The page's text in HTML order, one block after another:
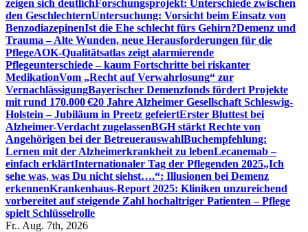
zeigen sich deutlichForschungsprojekt: Unterschiede zwischen
den GeschlechternUntersuchung: Vorsicht beim Einsatz von
BenzodiazepinenIst die Ehe schlecht fürs Gehirn?Demenz und
Trauma – Alte Wunden, neue Herausforderungen für die
PflegeAOK-Qualitätsatlas zeigt alarmierende
Pflegeunterschiede – kaum Fortschritte bei riskanter
MedikationVom „Recht auf Verwahrlosung“ zur
VernachlässigungBayerischer Demenzfonds fördert Projekte
mit rund 170.000 €20 Jahre Alzheimer Gesellschaft Schleswig-
Holstein – Jubiläum in Preetz gefeiertErster Bluttest bei
Alzheimer-Verdacht zugelassenBGH stärkt Rechte von
Angehörigen bei der BetreuerauswahlBuchempfehlung:
Lernen mit der Alzheimerkrankheit zu lebenLecanemab –
einfach erklärtInternationaler Tag der Pflegenden 2025„Ich
sehe was, was Du nicht siehst….“: Illusionen bei Demenz
erkennenKrankenhaus-Report 2025: Kliniken unzureichend
vorbereitet auf steigende Zahl hochaltriger Patienten – Pflege
spielt Schlüsselrolle
Fr.. Aug. 7th, 2026